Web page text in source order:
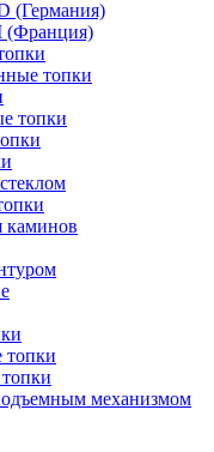
(Германия)
(Франция)
топки
топки
каминов
топки
механизмом